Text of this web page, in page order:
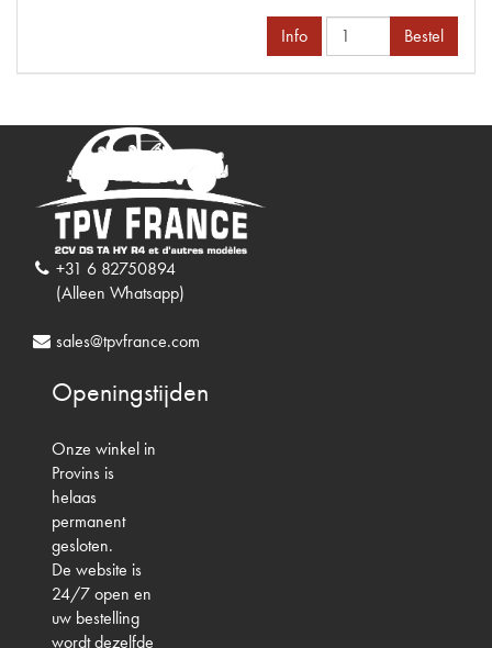
Info Bestel
+31 6 82750894
(Alleen Whatsapp)
sales@tpvfrance.com
Openingstijden
Onze winkel in
Provins is
helaas
permanent
gesloten.
De website is
24/7 open en
uw bestelling
wordt dezelfde